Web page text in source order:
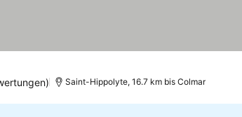
Saint-Hippolyte, 16.7 km bis Colmar